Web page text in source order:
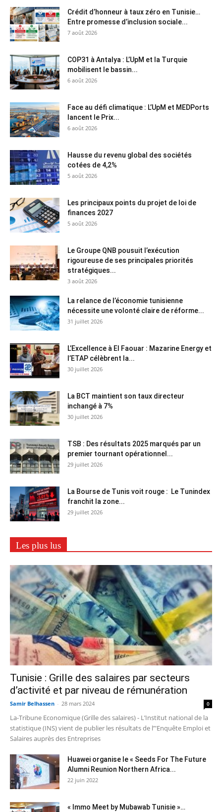
Crédit d’honneur à taux zéro en Tunisie…
Entre promesse d’inclusion sociale...
7 août 2026
COP31 à Antalya : L’UpM et la Turquie
mobilisent le bassin...
6 août 2026
Face au défi climatique : L’UpM et MEDPorts
lancent le Prix...
6 août 2026
Hausse du revenu global des sociétés
cotées de 4,2%
5 août 2026
Les principaux points du projet de loi de
finances 2027
5 août 2026
Le Groupe QNB pousuit l’exécution
rigoureuse de ses principales priorités
stratégiques...
3 août 2026
La relance de l’économie tunisienne
nécessite une volonté claire de réforme...
31 juillet 2026
L’Excellence à El Faouar : Mazarine Energy et
l’ETAP célèbrent la...
30 juillet 2026
La BCT maintient son taux directeur
inchangé à 7%
30 juillet 2026
TSB : Des résultats 2025 marqués par un
premier tournant opérationnel...
29 juillet 2026
La Bourse de Tunis voit rouge : Le Tunindex
franchit la zone...
29 juillet 2026
Les plus lus
Tunisie : Grille des salaires par secteurs
d’activité et par niveau de rémunération
Samir Belhassen - 28 mars 2024 0
La-Tribune Economique (Grille des salaires) - L’Institut national de la
statistique (INS) vient de publier les résultats de l’"Enquête Emploi et
Salaires auprès des Entreprises
Huawei organise le « Seeds For The Future
Alumni Reunion Northern Africa...
22 juin 2022
« Immo Meet by Mubawab Tunisie »…